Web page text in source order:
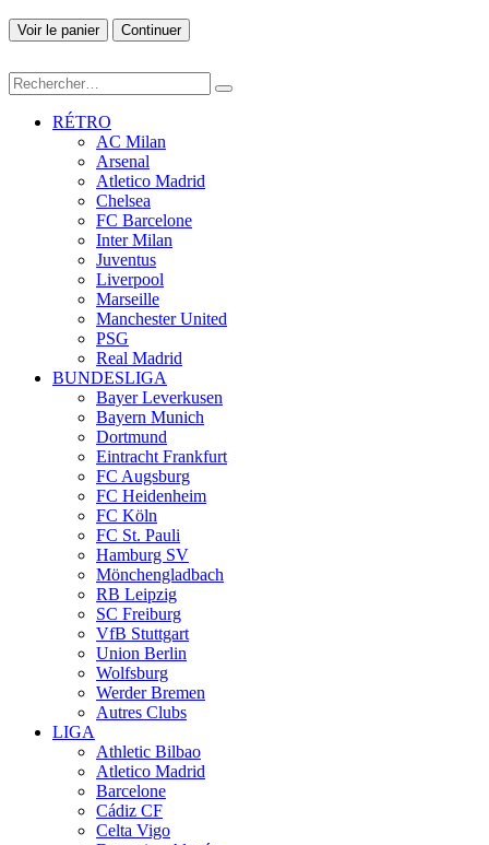
Voir le panier Continuer
RÉTRO
AC Milan
Arsenal
Atletico Madrid
Chelsea
FC Barcelone
Inter Milan
Juventus
Liverpool
Marseille
Manchester United
PSG
Real Madrid
BUNDESLIGA
Bayer Leverkusen
Bayern Munich
Dortmund
Eintracht Frankfurt
FC Augsburg
FC Heidenheim
FC Köln
FC St. Pauli
Hamburg SV
Mönchengladbach
RB Leipzig
SC Freiburg
VfB Stuttgart
Union Berlin
Wolfsburg
Werder Bremen
Autres Clubs
LIGA
Athletic Bilbao
Atletico Madrid
Barcelone
Cádiz CF
Celta Vigo